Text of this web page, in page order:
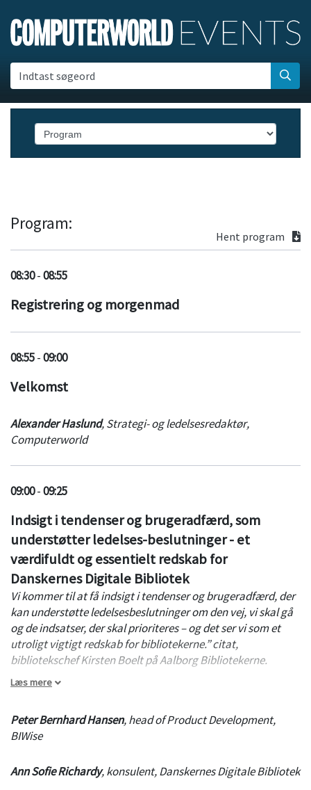
Indtast søgeord
Program:
Hent program
08:30-08:55
Registrering og morgenmad
08:55-09:00
Velkomst
Alexander Haslund,Strategi- og ledelsesredaktør,
Computerworld
09:00-09:25
Indsigt i tendenser og brugeradfærd, som
understøtter ledelses-beslutninger - et
værdifuldt og essentielt redskab for
Danskernes Digitale Bibliotek
Vi kommer til at få indsigt i tendenser og brugeradfærd, der
kan understøtte ledelsesbeslutninger om den vej, vi skal gå
og de indsatser, der skal prioriteres – og det ser vi som et
utroligt vigtigt redskab for bibliotekerne.” citat,
bibliotekschef Kirsten Boelt på Aalborg Bibliotekerne.
For Danskernes Digitale Bibliotek har det været vigtigt, at de
adgang til både egne og eksterne data på tværs af en række
systemer i et let tilgængeligt statistisk værktøj, uanset det
Læs mere
Peter Bernhard Hansen,head of Product Development,
BIWise
Ann Sofie Richardy,konsulent,Danskernes Digitale Bibliotek